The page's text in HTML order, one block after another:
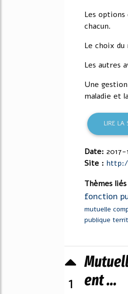
Les
chacun.
Le choix
Les autres
Une
maladie et
LIRE LA
Date:
Site :
Thèmes
fonction
mutuelle
publique
1
ent ...